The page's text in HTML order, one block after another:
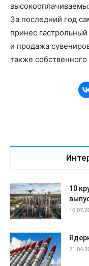
За последний год
принес
и продажа
также
10